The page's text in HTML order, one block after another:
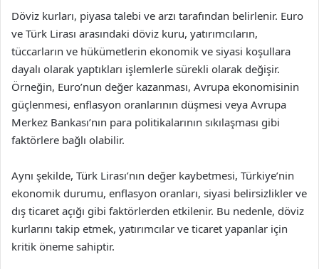
Döviz kurları, piyasa talebi ve arzı tarafından belirlenir. Euro
ve Türk Lirası arasındaki döviz kuru, yatırımcıların,
tüccarların ve hükümetlerin ekonomik ve siyasi koşullara
dayalı olarak yaptıkları işlemlerle sürekli olarak değişir.
Örneğin, Euro’nun değer kazanması, Avrupa ekonomisinin
güçlenmesi, enflasyon oranlarının düşmesi veya Avrupa
Merkez Bankası’nın para politikalarının sıkılaşması gibi
faktörlere bağlı olabilir.
Aynı şekilde, Türk Lirası’nın değer kaybetmesi, Türkiye’nin
ekonomik durumu, enflasyon oranları, siyasi belirsizlikler ve
dış ticaret açığı gibi faktörlerden etkilenir. Bu nedenle, döviz
kurlarını takip etmek, yatırımcılar ve ticaret yapanlar için
kritik öneme sahiptir.